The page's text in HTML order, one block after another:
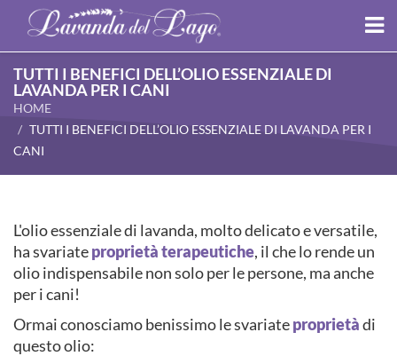
TUTTI I BENEFICI DELL’OLIO ESSENZIALE DI
LAVANDA PER I CANI
HOME
TUTTI I BENEFICI DELL’OLIO ESSENZIALE DI LAVANDA PER I
CANI
L'olio essenziale di lavanda, molto delicato e versatile,
ha svariateproprietà terapeutiche, il che lo rende un
olio indispensabile non solo per le persone, ma anche
per i cani!
Ormai conosciamo benissimo le svariateproprietàdi
questo olio: